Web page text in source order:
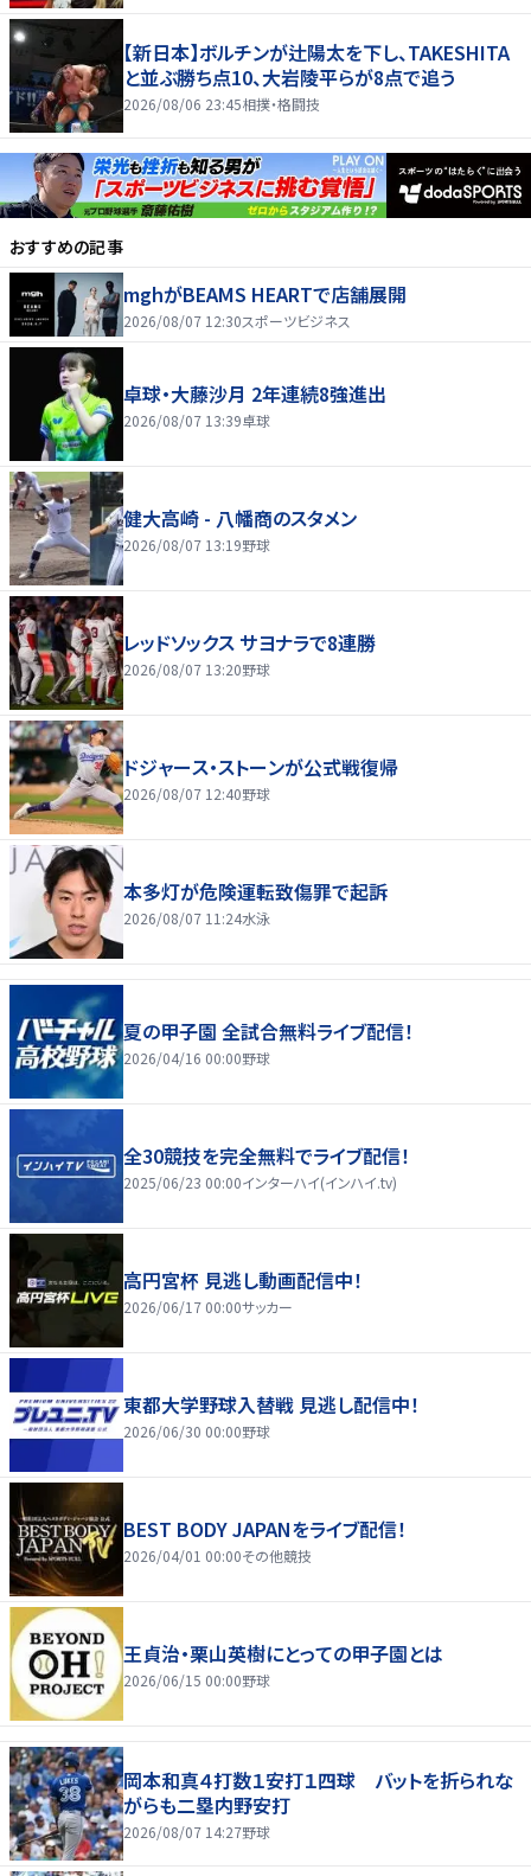
【新日本】ボルチンが辻陽太を下し、TAKESHITA
と並ぶ勝ち点10、大岩陵平らが8点で追う
2026/08/06 23:45相撲・格闘技
おすすめの記事
mghがBEAMS HEARTで店舗展開
2026/08/07 12:30スポーツビジネス
卓球・大藤沙月 2年連続8強進出
2026/08/07 13:39卓球
健大高崎 - 八幡商のスタメン
2026/08/07 13:19野球
レッドソックス サヨナラで8連勝
2026/08/07 13:20野球
ドジャース・ストーンが公式戦復帰
2026/08/07 12:40野球
本多灯が危険運転致傷罪で起訴
2026/08/07 11:24水泳
夏の甲子園 全試合無料ライブ配信！
2026/04/16 00:00野球
全30競技を完全無料でライブ配信！
2025/06/23 00:00インターハイ(インハイ.tv)
高円宮杯 見逃し動画配信中！
2026/06/17 00:00サッカー
東都大学野球入替戦 見逃し配信中！
2026/06/30 00:00野球
BEST BODY JAPANをライブ配信！
2026/04/01 00:00その他競技
王貞治・栗山英樹にとっての甲子園とは
2026/06/15 00:00野球
岡本和真４打数１安打１四球 バットを折られな
がらも二塁内野安打
2026/08/07 14:27野球